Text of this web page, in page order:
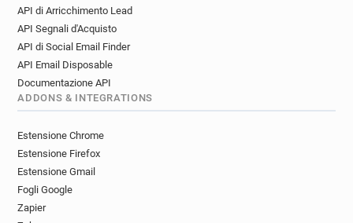
API di Arricchimento Lead
API Segnali d'Acquisto
API di Social Email Finder
API Email Disposable
Documentazione API
ADDONS & INTEGRATIONS
Estensione Chrome
Estensione Firefox
Estensione Gmail
Fogli Google
Zapier